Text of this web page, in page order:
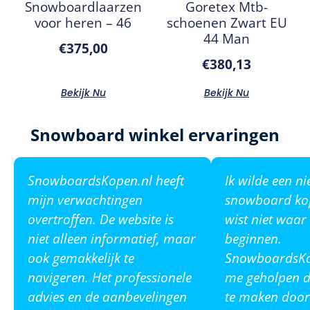
Snowboardlaarzen
voor heren – 46
€375,00
Bekijk Nu
Goretex Mtb-
schoenen Zwart EU
44 Man
€380,13
Bekijk Nu
Snowboard winkel ervaringen
SnowboardsKopen.nl heeft
mijn verwachtingen
overtroffen. De website is
niet alleen informatief, maar
ook gemakkelijk te
navigeren. Het professionele
advies en de aanbevelingen
Ik wilde een
snowboard
wist niet waar
beginnen.
me geholpen
te maken